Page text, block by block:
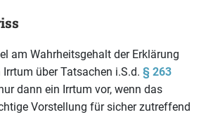
am Wahrheitsgehalt der Erklärung
Irrtum über Tatsachen i.S.d.§ 263
dann ein Irrtum vor, wenn das
Vorstellung für sicher zutreffend